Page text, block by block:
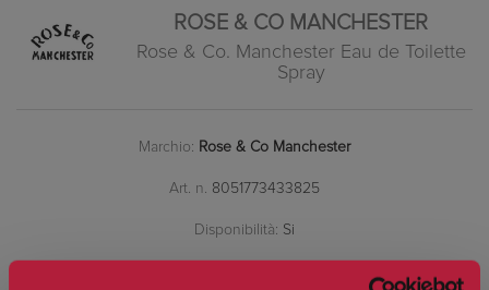
ROSE & CO MANCHESTER
Rose & Co. Manchester Eau de Toilette
Spray
Marchio: Rose & Co Manchester
Art. n. 8051773433825
Disponibilità: Si